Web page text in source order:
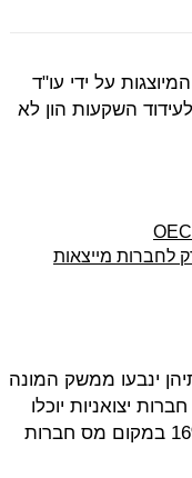
על ידי עו"ד
השקעות הון לא
לחברות מייצאות
רק חברות שיותר מ-25% מהכנסותיהן ינבעו ממשק המונה
חברות יצואניות יוכלו
להנות מהטבות המס (שיעורי מס שמגיעים היום ל-7.5% ו-16% במקום מס חברות